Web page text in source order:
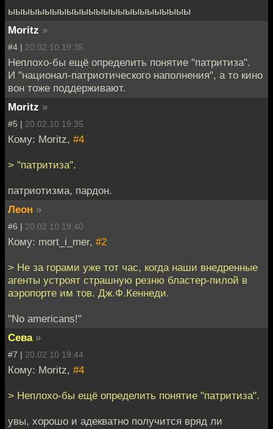
ыыыыыыыыыыыыыыыыыыыыыыыыы
Moritz »
#4 | 20.02.10 19:35
Неплохо-бы ещё определить понятие "патритиза".
И "национал-патриотического наполнения", а то кино
вон тоже поддерживают.
Moritz »
#5 | 20.02.10 19:35
Кому: Moritz, #4
> "патритиза".
патриотизма, пардон.
Леон »
#6 | 20.02.10 19:40
Кому: mort_i_mer, #2
> Не за горами уже тот час, когда наши внедренные
агенты устроят страшную резню бластер-пилой в
аэропорте им тов. Дж.Ф.Кеннеди.
"No americans!"
Сева »
#7 | 20.02.10 19:44
Кому: Moritz, #4
> Неплохо-бы ещё определить понятие "патритиза".
увы, хорошо и адекватно получится вряд ли